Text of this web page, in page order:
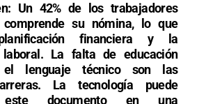
Un 42% de los trabajadores
comprende su nómina, lo que
financiera y la
laboral. La falta de educación
lenguaje técnico son las
La tecnología puede
este documento en una